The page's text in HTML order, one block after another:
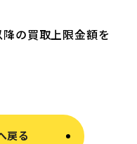
の買取上限金額を
戻る